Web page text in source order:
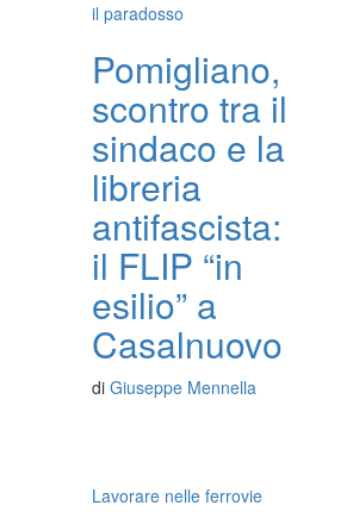
il paradosso
Pomigliano,
scontro tra il
sindaco e la
libreria
antifascista:
il FLIP “in
esilio” a
Casalnuovo
di Giuseppe Mennella
Lavorare nelle ferrovie